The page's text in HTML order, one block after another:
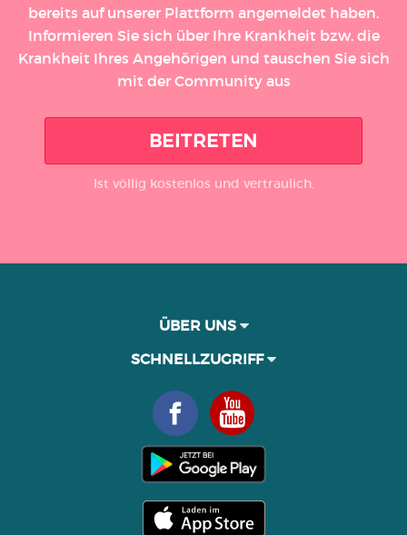
bereits auf unserer Plattform angemeldet haben.
Informieren Sie sich über Ihre Krankheit bzw. die
Krankheit Ihres Angehörigen und tauschen Sie sich
mit der Community aus
BEITRETEN
Ist völlig kostenlos und vertraulich.
ÜBER UNS
SCHNELLZUGRIFF